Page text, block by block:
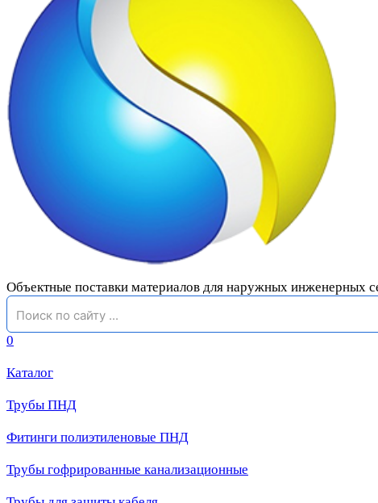
Объектные поставки материалов для наружных инженерных
0
Каталог
Трубы ПНД
Фитинги полиэтиленовые ПНД
Трубы гофрированные канализационные